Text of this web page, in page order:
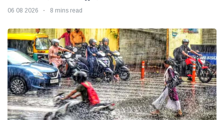
06 08 2026 8 mins read